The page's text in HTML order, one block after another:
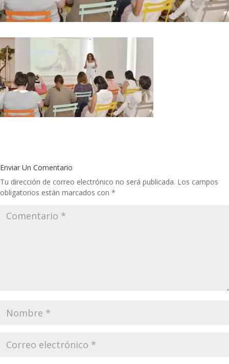
Enviar Un Comentario
Tu dirección de correo electrónico no será publicada. Los campos
obligatorios están marcados con *